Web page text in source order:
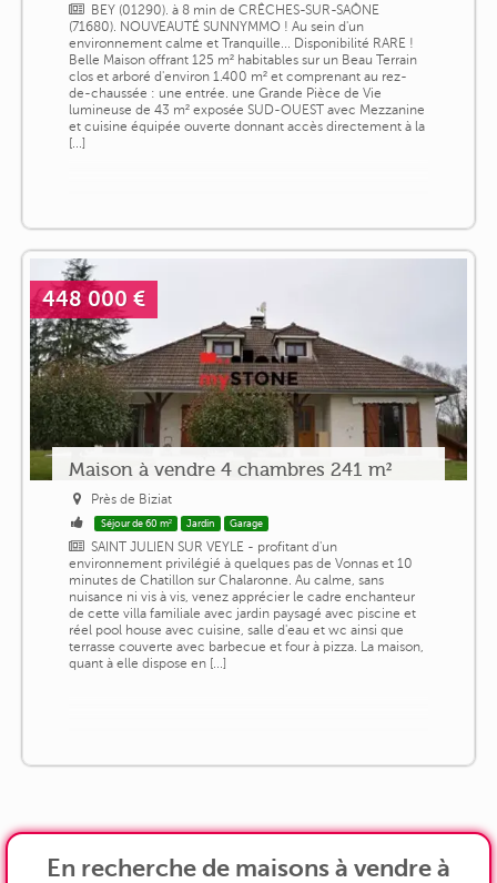
BEY (01290). à 8 min de CRÊCHES-SUR-SAÔNE
(71680). NOUVEAUTÉ SUNNYMMO ! Au sein d'un
environnement calme et Tranquille... Disponibilité RARE !
Belle Maison offrant 125 m² habitables sur un Beau Terrain
clos et arboré d'environ 1.400 m² et comprenant au rez-
de-chaussée : une entrée. une Grande Pièce de Vie
lumineuse de 43 m² exposée SUD-OUEST avec Mezzanine
et cuisine équipée ouverte donnant accès directement à la
[...]
448 000 €
Maison à vendre 4 chambres 241 m²
Près de Biziat
Séjour de 60 m² Jardin Garage
SAINT JULIEN SUR VEYLE - profitant d'un
environnement privilégié à quelques pas de Vonnas et 10
minutes de Chatillon sur Chalaronne. Au calme, sans
nuisance ni vis à vis, venez apprécier le cadre enchanteur
de cette villa familiale avec jardin paysagé avec piscine et
réel pool house avec cuisine, salle d'eau et wc ainsi que
terrasse couverte avec barbecue et four à pizza. La maison,
quant à elle dispose en [...]
En recherche de maisons à vendre à